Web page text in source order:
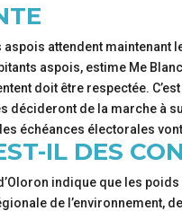
aspois attendent maintenant
aspois, estime Me
doit être respectée.
décideront de la marche à
échéances électorales
IL DES
indique que les
de l’environnement,